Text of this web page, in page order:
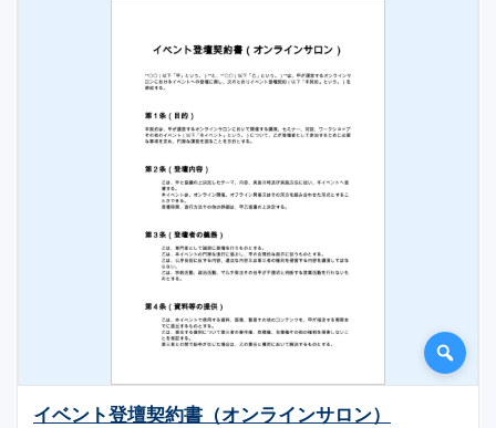
イベント登壇契約書（オンラインサロン）